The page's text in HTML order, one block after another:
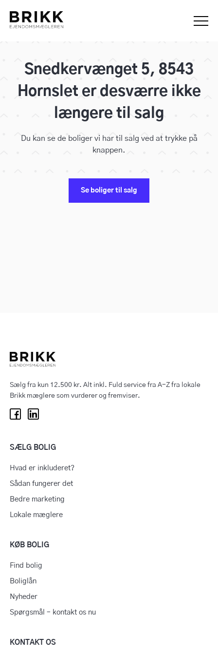
Snedkervænget 5, 8543
Hornslet er desværre ikke
længere til salg
Du kan se de boliger vi har til salg ved at trykke på
knappen.
Se boliger til salg
Sælg fra kun 12.500 kr. Alt inkl. Fuld service fra A-Z fra lokale
Brikk mæglere som vurderer og fremviser.
SÆLG BOLIG
Hvad er inkluderet?
Sådan fungerer det
Bedre marketing
Lokale mæglere
KØB BOLIG
Find bolig
Boliglån
Nyheder
Spørgsmål – kontakt os nu
KONTAKT OS